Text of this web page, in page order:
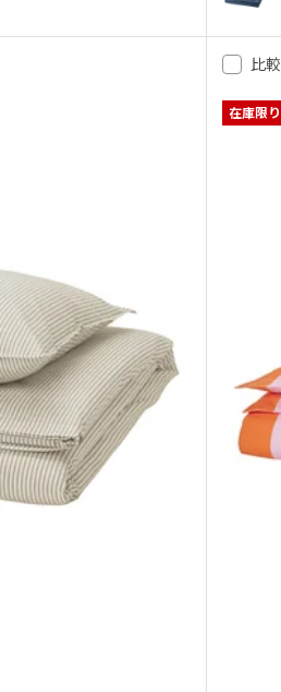
＆枕カバー, ペールグレーグリーン,
＆枕カバー, グレー, 150x200/50x60
＆枕カバー, ブルーグレー, 150x200/
比
在庫限